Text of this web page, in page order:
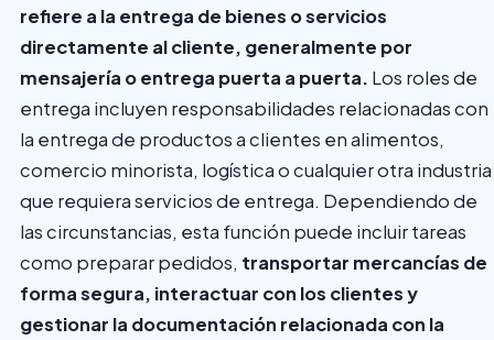
refiere a la entrega de bienes o servicios
directamente al cliente, generalmente por
mensajería o entrega puerta a puerta. Los roles de
entrega incluyen responsabilidades relacionadas con
la entrega de productos a clientes en alimentos,
comercio minorista, logística o cualquier otra industria
que requiera servicios de entrega. Dependiendo de
las circunstancias, esta función puede incluir tareas
como preparar pedidos, transportar mercancías de
forma segura, interactuar con los clientes y
gestionar la documentación relacionada con la